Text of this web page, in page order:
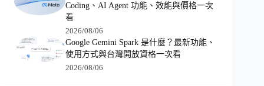
Coding、AI Agent 功能、效能與價格一次
看
2026/08/06
Google Gemini Spark 是什麼？最新功能、
使用方式與台灣開放資格一次看
2026/08/06